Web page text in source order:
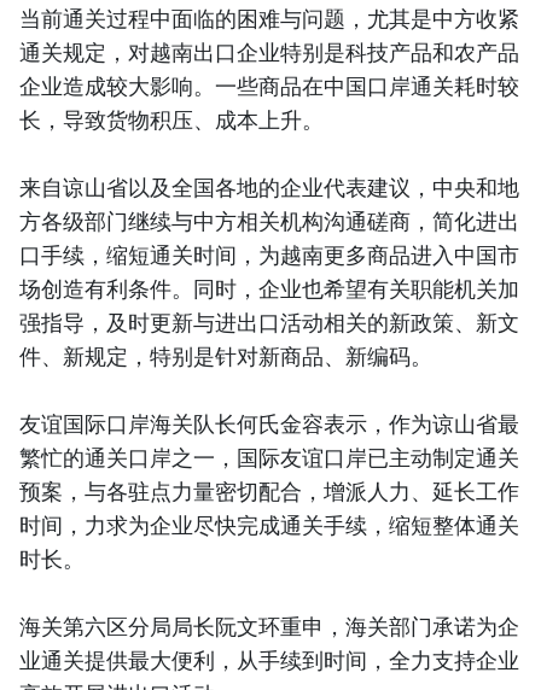
当前通关过程中面临的困难与问题，尤其是中方收紧
通关规定，对越南出口企业特别是科技产品和农产品
企业造成较大影响。一些商品在中国口岸通关耗时较
长，导致货物积压、成本上升。
来自谅山省以及全国各地的企业代表建议，中央和地
方各级部门继续与中方相关机构沟通磋商，简化进出
口手续，缩短通关时间，为越南更多商品进入中国市
场创造有利条件。同时，企业也希望有关职能机关加
强指导，及时更新与进出口活动相关的新政策、新文
件、新规定，特别是针对新商品、新编码。
友谊国际口岸海关队长何氏金容表示，作为谅山省最
繁忙的通关口岸之一，国际友谊口岸已主动制定通关
预案，与各驻点力量密切配合，增派人力、延长工作
时间，力求为企业尽快完成通关手续，缩短整体通关
时长。
海关第六区分局局长阮文环重申，海关部门承诺为企
业通关提供最大便利，从手续到时间，全力支持企业